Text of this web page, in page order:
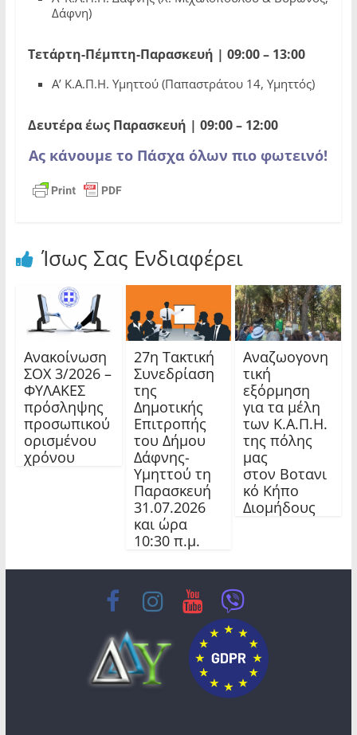
Δάφνη)
Τετάρτη-Πέμπτη-Παρασκευή | 09:00 – 13:00
Α’ Κ.Α.Π.Η. Υμηττού (Παπαστράτου 14, Υμηττός)
Δευτέρα έως Παρασκευή | 09:00 – 12:00
Ας κάνουμε το Πάσχα όλων πιο φωτεινό!
Ίσως Σας Ενδιαφέρει
Ανακοίνωση
ΣΟΧ 3/2026 –
ΦΥΛΑΚΕΣ
πρόσληψης
προσωπικού
ορισμένου
χρόνου
27η Τακτική
Συνεδρίαση
της
Δημοτικής
Επιτροπής
του Δήμου
Δάφνης-
Υμηττού τη
Παρασκευή
31.07.2026
και ώρα
10:30 π.μ.
Αναζωογονη
τική
εξόρμηση
για τα μέλη
των Κ.Α.Π.Η.
της πόλης
μας
στον Βοτανι
κό Κήπο
Διομήδους